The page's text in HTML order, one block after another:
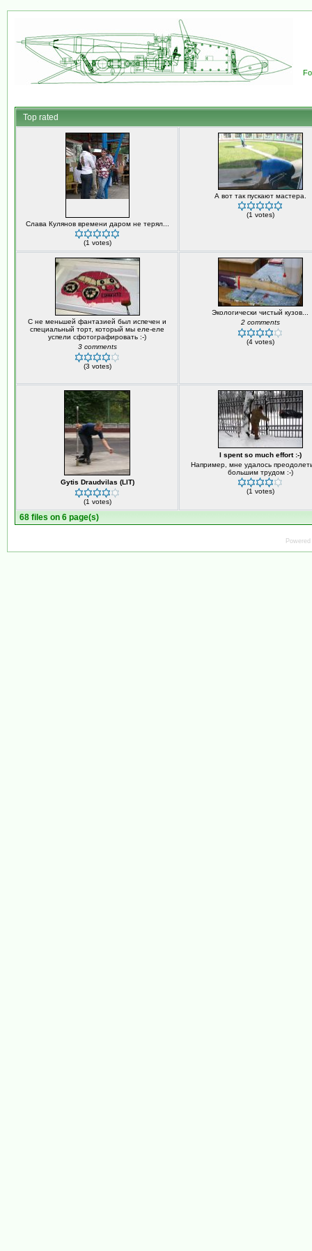
Top rated
Слава Кулянов времени даром не терял...
(1 votes)
А вот так пускают мастера.
(1 votes)
С не меньшей фантазией был испечен и
специальный торт, который мы еле-еле
успели сфотографировать :-)
3 comments
(3 votes)
Экологически чистый кузов...
2 comments
(4 votes)
Gytis Draudvilas (LIT)
(1 votes)
I spent so much effort :-)
Например, мне удалось
большим трудом :-)
(1 votes)
68 files on 6 page(s)